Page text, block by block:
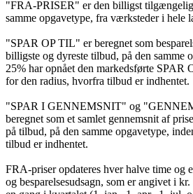
"FRA-PRISER" er den billigst
samme opgavetype, fra værksteder i hele
"SPAR OP TIL" er beregnet som
billigste og dyreste tilbud, på den samme
25% har opnået den markedsførte SPAR
for den radius, hvorfra tilbud er indhentet.
"SPAR I GENNEMSNIT" og
beregnet som et samlet gennemsnit af
på tilbud, på den samme opgavetype,
tilbud er indhentet.
FRA-priser opdateres hver halve time og
og besparelsesudsagn, som er angivet i